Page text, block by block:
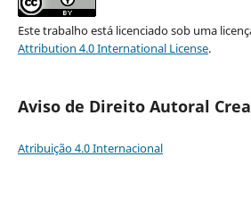
Este trabalho está licenciado sob uma
Attribution 4.0 International License.
Aviso de Direito Autoral
Atribuição 4.0 Internacional